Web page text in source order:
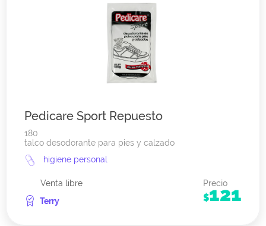
Pedicare Sport Repuesto
180
talco desodorante para pies y calzado
higiene personal
Venta libre
Terry
Precio
$121